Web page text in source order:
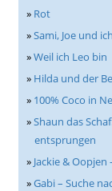
» Rot
»Sami, Joe und ich
»Weil ich Leo bin
» Hilda und der
» 100% Coco in
»Shaun das
entsprungen
» Jackie &
»Gabi – Suche